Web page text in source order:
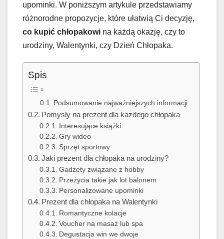
upominki. W poniższym artykule przedstawiamy
różnorodne propozycje, które ułatwią Ci decyzję,
co kupić chłopakowi na każdą okazję, czy to
urodziny, Walentynki, czy Dzień Chłopaka.
Spis
Podsumowanie najważniejszych informacji
Pomysły na prezent dla każdego chłopaka
Interesujące książki
Gry wideo
Sprzęt sportowy
Jaki prezent dla chłopaka na urodziny?
Gadżety związane z hobby
Przeżycia takie jak lot balonem
Personalizowane upominki
Prezent dla chłopaka na Walentynki
Romantyczne kolacje
Voucher na masaż lub spa
Degustacja win we dwoje